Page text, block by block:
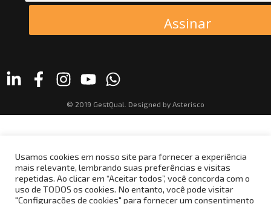
Assinar
© 2019 GestQual. Designed by Asterisco
Usamos cookies em nosso site para fornecer a experiência
mais relevante, lembrando suas preferências e visitas
repetidas. Ao clicar em “Aceitar todos”, você concorda com o
uso de TODOS os cookies. No entanto, você pode visitar
"Configurações de cookies" para fornecer um consentimento